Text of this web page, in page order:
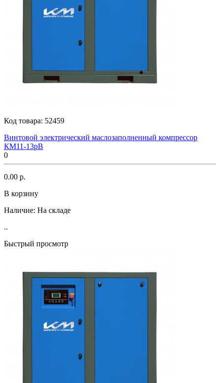
Код товара: 52459
Винтовой электрический маслозаполненный компрессор
КМ11-13рВ
0
0.00 р.
В корзину
Наличие: На складе
..
Быстрый просмотр